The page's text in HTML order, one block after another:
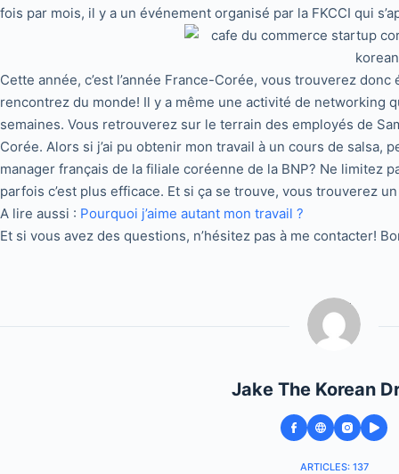
fois par mois, il y a un événement organisé par la FKCCI qui
Cette année, c’est l’année France-Corée, vous trouverez
rencontrez du monde! Il y a même une activité de networking
semaines. Vous retrouverez sur le terrain des employés de
Corée. Alors si j’ai pu obtenir mon travail à un cours de
manager français de la filiale coréenne de la BNP? Ne
parfois c’est plus efficace. Et si ça se trouve, vous trouverez
A lire aussi : Pourquoi j’aime autant mon travail ?
Et si vous avez des questions, n’hésitez pas à me contacter!
Jake The Korean
ARTICLES: 137